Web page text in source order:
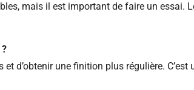
mais il est important de faire un
et d’obtenir une finition plus régulière.